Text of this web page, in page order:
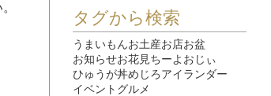
タグから検索
うまいもんお土産お店お盆
お知らせお花見ちーよおじぃ
ひゅうが丼めじろアイランダー
イベント グルメ